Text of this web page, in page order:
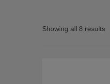
Showing all 8 results